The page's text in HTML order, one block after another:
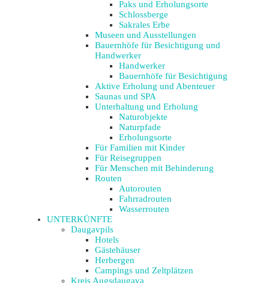
Paks und Erholungsorte
Schlossberge
Sakrales Erbe
Museen und Ausstellungen
Bauernhöfe für Besichtigung und
Handwerker
Handwerker
Bauernhöfe für Besichtigung
Aktive Erholung und Abenteuer
Saunas und SPA
Unterhaltung und Erholung
Naturobjekte
Naturpfade
Erholungsorte
Für Familien mit Kinder
Für Reisegruppen
Für Menschen mit Behinderung
Routen
Autorouten
Fahrradrouten
Wasserrouten
UNTERKÜNFTE
Daugavpils
Hotels
Gästehäuser
Herbergen
Campings und Zeltplätzen
Kreis Augsdaugava